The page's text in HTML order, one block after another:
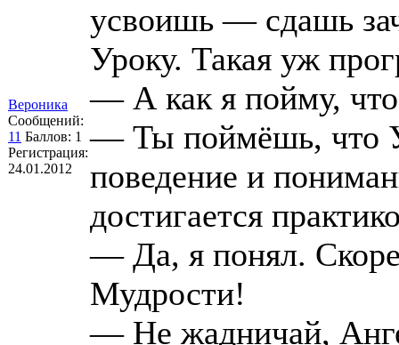
Вероника
Сообщений:
11 Баллов: 1
Регистрация:
24.01.2012
усвоишь — сдашь
Уроку. Такая уж
— А как я пойму,
— Ты поймёшь, что
поведение и
достигается
— Да, я понял.
Мудрости!
— Не жадничай,